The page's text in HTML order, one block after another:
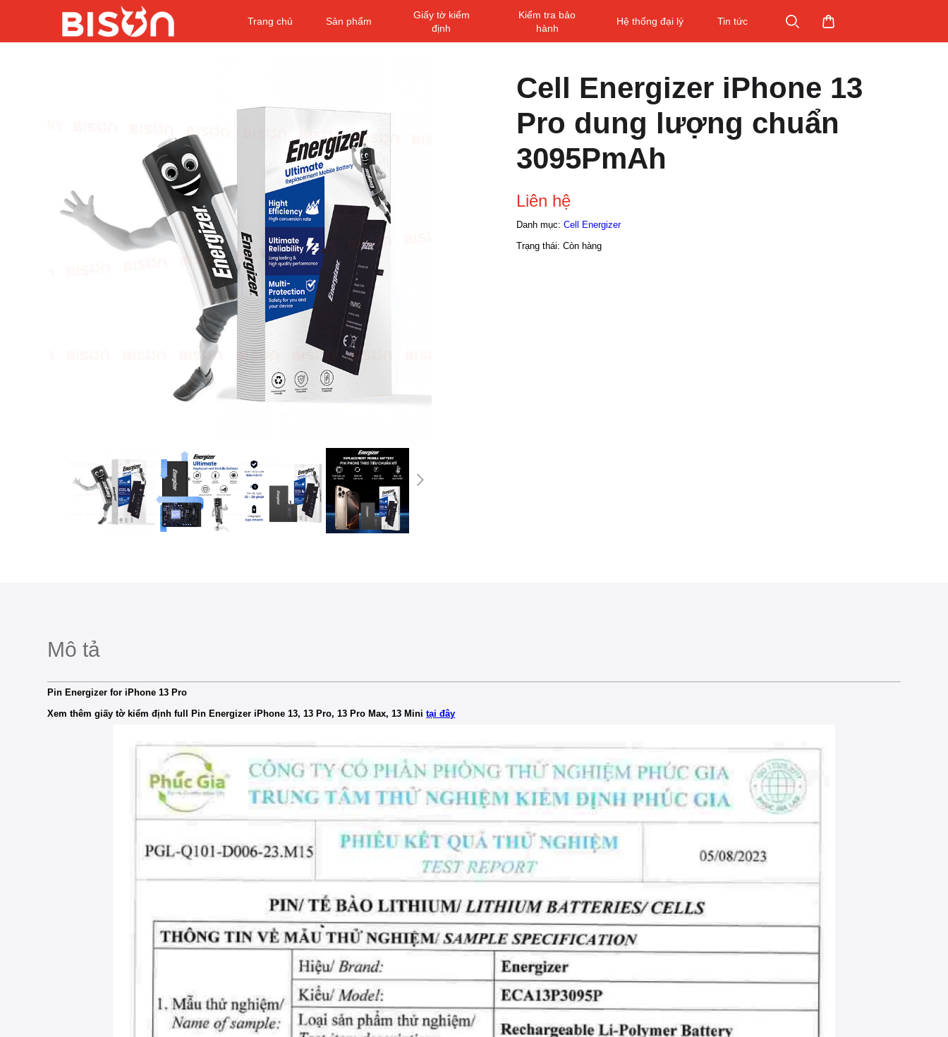
Trang chủ Sản phẩm
Giấy tờ kiểm
định
Kiểm tra bảo
hành
Hệ thống đại lý Tin tức
Cell Energizer iPhone 13
Pro dung lượng chuẩn
3095PmAh
Liên hệ
Danh mục: Cell Energizer
Trạng thái: Còn hàng
Mô tả
Pin Energizer for iPhone 13 Pro
Xem thêm giấy tờ kiểm định full Pin Energizer iPhone 13, 13 Pro, 13 Pro Max, 13 Minitại đây